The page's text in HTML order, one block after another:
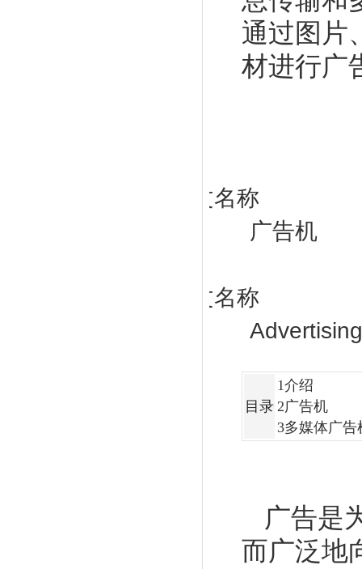
通过图片
材进行广
中文名称
广告机
外文名称
目录
1介绍
2广告机
3多媒体广告
广告是
而广泛地